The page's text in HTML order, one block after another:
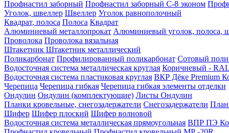
Профнастил заборный Профнастил заборный С-8 эконом
Уголок, швеллер Швеллер Уголок равнополочный
Квадрат, полоса Полоса Квадрат
Алюминиевый металлопрокат Алюминиевый уголок, полоса,
Проволока Проволока вязальная
Штакетник Штакетник металлический
Поликарбонат Профилированный поликарбонат Сотовый
Водосточная система металлическая круглая Коричневый -
Водосточная система пластиковая круглая ВКР Дёке Premium
Черепица Черепица гибкая Черепица гибкая элементы отделки
Ондулин Ондулин (комплектующие) Листы Ондулин
Планки кровельные, снегозадержатели Снегозадержатели
Шифер Шифер плоский Шифер волновой
Водосточная система металлическая прямоугольная ВПР ПЭ